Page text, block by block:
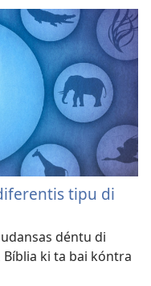
tipu di
déntu di
Bíblia ki ta bai kóntra